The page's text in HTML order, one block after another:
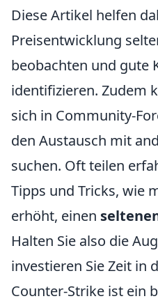
Diese Artikel helfen
Preisentwicklung
beobachten und gute
identifizieren. Zudem
sich in Community-
den Austausch mit
suchen. Oft teilen
Tipps und Tricks, wie
erhöht, einen
Halten Sie also die
investieren Sie Zeit in
Counter-Strike ist ein